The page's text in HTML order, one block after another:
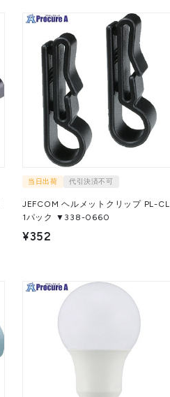
当日出荷 代引決済不可
JEFCOM ヘルメットクリップ PL-CL
1パック ▼338-0660
¥352